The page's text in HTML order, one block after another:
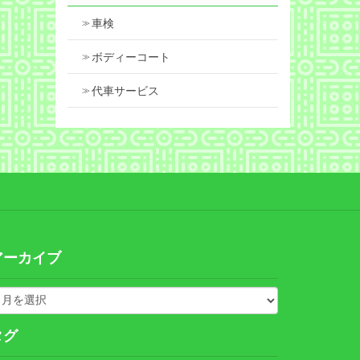
車検
ボディーコート
代車サービス
ーカイブ
グ